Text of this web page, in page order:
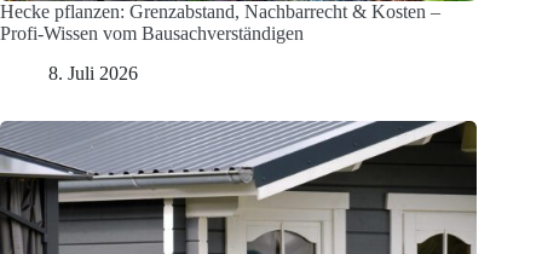
Hecke pflanzen: Grenzabstand, Nachbarrecht & Kosten –
Profi-Wissen vom Bausachverständigen
8. Juli 2026